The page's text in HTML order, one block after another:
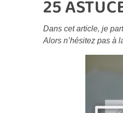
25
Dans cet article, je
Alors n’hésitez pas à